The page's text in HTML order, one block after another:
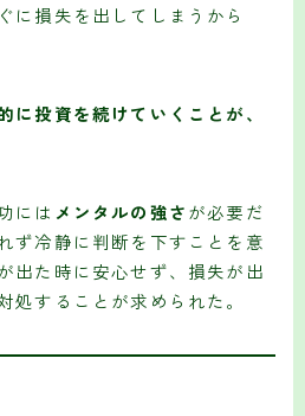
に損失を出してしまうから
に投資を続けていくことが、
には メンタルの強さが必要だ
ず冷静に判断を下すことを意
出た時に安心せず、損失が出
処することが求められた。